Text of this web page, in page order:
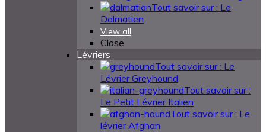
Tout savoir sur : Le
Dalmatien
View all
Close
Lévriers
Tout savoir sur : Le
Lévrier Greyhound
Tout savoir sur :
Le Petit Lévrier Italien
Tout savoir sur : Le
lévrier Afghan